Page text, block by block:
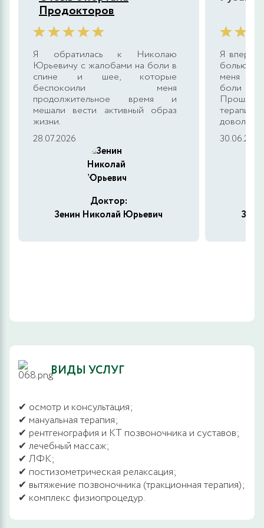
Продокторов
Я обратилась к Николаю
Юрьевичу с жалобами на боли в
спине и шее, которые
беспокоили меня
продолжительное время и
мешали вести активный образ
жизни.
28.07.2026
Доктор:
Зенин Николай Юрьевич
Я
болью в
меня
боли и
Прошла
довольна.
30.06.2026
ВИДЫ УСЛУГ
✔ осмотр и консультация;
✔ мануальная терапия;
✔ рентгенография и КТ позвоночника и суставов;
✔ лечебный массаж;
✔ ЛФК;
✔ постизометрическая релаксация;
✔ вытяжение позвоночника (тракционная терапия);
✔ комплекс физиопроцедур.